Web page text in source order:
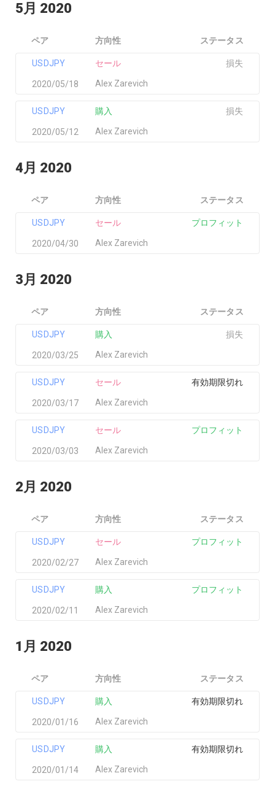
5月 2020
ペア 方向性 ステータス
USDJPY
Alex Zarevich
セール
2020/05/18
損失
USDJPY
Alex Zarevich
購入
2020/05/12
損失
4月 2020
ペア 方向性 ステータス
USDJPY
Alex Zarevich
セール
2020/04/30
プロフィット
3月 2020
ペア 方向性 ステータス
USDJPY
Alex Zarevich
購入
2020/03/25
損失
USDJPY
Alex Zarevich
セール
2020/03/17
有効期限切れ
USDJPY
Alex Zarevich
セール
2020/03/03
プロフィット
2月 2020
ペア 方向性 ステータス
USDJPY
Alex Zarevich
セール
2020/02/27
プロフィット
USDJPY
Alex Zarevich
購入
2020/02/11
プロフィット
1月 2020
ペア 方向性 ステータス
USDJPY
Alex Zarevich
購入
2020/01/16
有効期限切れ
USDJPY
Alex Zarevich
購入
2020/01/14
有効期限切れ